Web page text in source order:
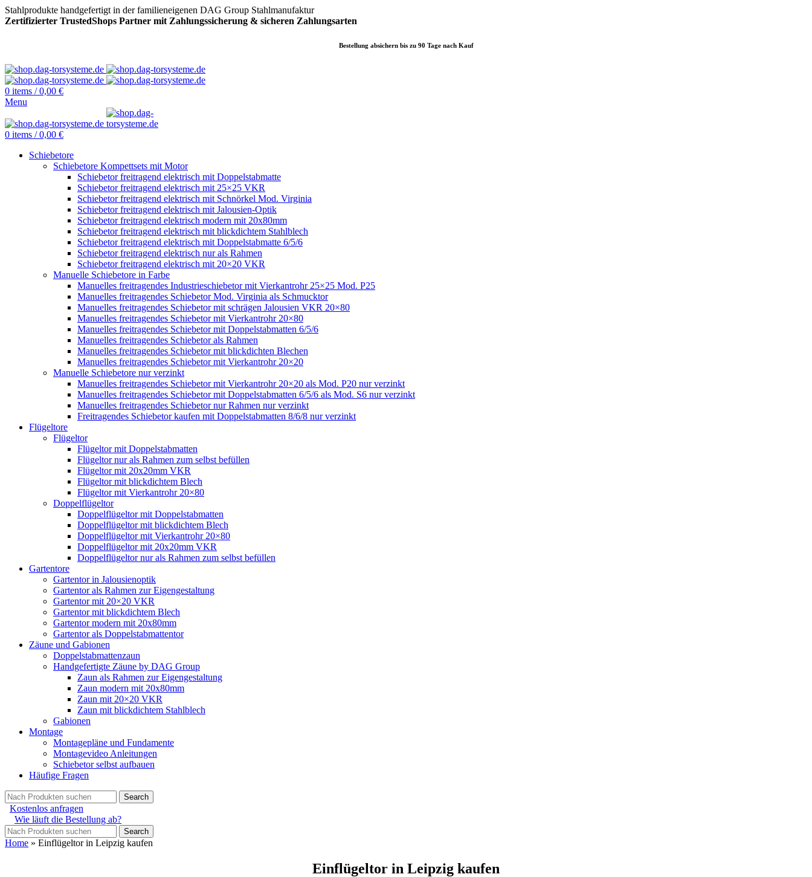
Stahlprodukte handgefertigt in der familieneigenen DAG Group Stahlmanufaktur
Zertifizierter TrustedShops Partner mit Zahlungssicherung & sicheren Zahlungsarten
Bestellung absichern bis zu 90 Tage nach Kauf
0 items / 0,00 €
Menu
0 items / 0,00 €
Schiebetore
Schiebetore Kompettsets mit Motor
Schiebetor freitragend elektrisch mit Doppelstabmatte
Schiebetor freitragend elektrisch mit 25×25 VKR
Schiebetor freitragend elektrisch mit Schnörkel Mod. Virginia
Schiebetor freitragend elektrisch mit Jalousien-Optik
Schiebetor freitragend elektrisch modern mit 20x80mm
Schiebetor freitragend elektrisch mit blickdichtem Stahlblech
Schiebetor freitragend elektrisch mit Doppelstabmatte 6/5/6
Schiebetor freitragend elektrisch nur als Rahmen
Schiebetor freitragend elektrisch mit 20×20 VKR
Manuelle Schiebetore in Farbe
Manuelles freitragendes Industrieschiebetor mit Vierkantrohr 25×25 Mod. P25
Manuelles freitragendes Schiebetor Mod. Virginia als Schmucktor
Manuelles freitragendes Schiebetor mit schrägen Jalousien VKR 20×80
Manuelles freitragendes Schiebetor mit Vierkantrohr 20×80
Manuelles freitragendes Schiebetor mit Doppelstabmatten 6/5/6
Manuelles freitragendes Schiebetor als Rahmen
Manuelles freitragendes Schiebetor mit blickdichten Blechen
Manuelles freitragendes Schiebetor mit Vierkantrohr 20×20
Manuelle Schiebetore nur verzinkt
Manuelles freitragendes Schiebetor mit Vierkantrohr 20×20 als Mod. P20 nur verzinkt
Manuelles freitragendes Schiebetor mit Doppelstabmatten 6/5/6 als Mod. S6 nur verzinkt
Manuelles freitragendes Schiebetor nur Rahmen nur verzinkt
Freitragendes Schiebetor kaufen mit Doppelstabmatten 8/6/8 nur verzinkt
Flügeltore
Flügeltor
Flügeltor mit Doppelstabmatten
Flügeltor nur als Rahmen zum selbst befüllen
Flügeltor mit 20x20mm VKR
Flügeltor mit blickdichtem Blech
Flügeltor mit Vierkantrohr 20×80
Doppelflügeltor
Doppelflügeltor mit Doppelstabmatten
Doppelflügeltor mit blickdichtem Blech
Doppelflügeltor mit Vierkantrohr 20×80
Doppelflügeltor mit 20x20mm VKR
Doppelflügeltor nur als Rahmen zum selbst befüllen
Gartentore
Gartentor in Jalousienoptik
Gartentor als Rahmen zur Eigengestaltung
Gartentor mit 20×20 VKR
Gartentor mit blickdichtem Blech
Gartentor modern mit 20x80mm
Gartentor als Doppelstabmattentor
Zäune und Gabionen
Doppelstabmattenzaun
Handgefertigte Zäune by DAG Group
Zaun als Rahmen zur Eigengestaltung
Zaun modern mit 20x80mm
Zaun mit 20×20 VKR
Zaun mit blickdichtem Stahlblech
Gabionen
Montage
Montagepläne und Fundamente
Montagevideo Anleitungen
Schiebetor selbst aufbauen
Häufige Fragen
Search
Kostenlos anfragen
Wie läuft die Bestellung ab?
Search
Home » Einflügeltor in Leipzig kaufen
Einflügeltor in Leipzig kaufen